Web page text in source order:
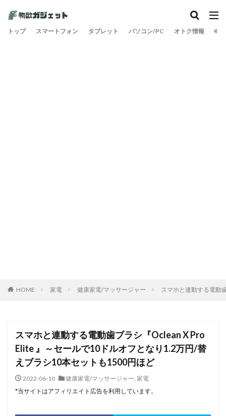
トップ スマートフォン タブレット パソコン/PC オトク情報 旅
HOME 家電 健康家電/マッサージャー スマホと連動する電動
スマホと連動する電動歯ブラシ『Oclean X Pro
Elite 』～セールで10ドルオフとなり1.2万円/替
えブラシ10本セットも1500円ほど
2022-06-10 健康家電/マッサージャー, 家電
*当サイトはアフィリエイト広告を利用しています。